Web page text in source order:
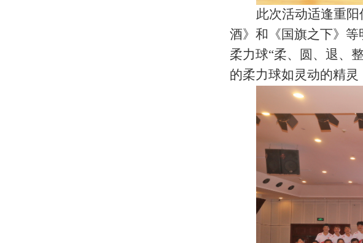
此次活动适逢重阳
酒》和《国旗之下》
柔力球“柔、圆、退、
的柔力球如灵动的精灵